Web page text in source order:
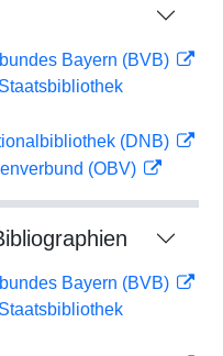
Bayern (BVB)
(DNB)
(OBV)
Bayern (BVB)